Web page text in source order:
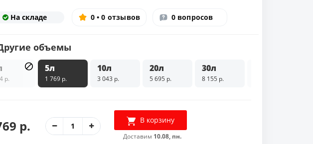
На складе 0 • 0 отзывов 0 вопросов
объемы
р.
5л
1 769 р.
10л
3 043 р.
20л
5 695 р.
30л
8 155 р.
р. В корзину
Доставим 10.08, пн.